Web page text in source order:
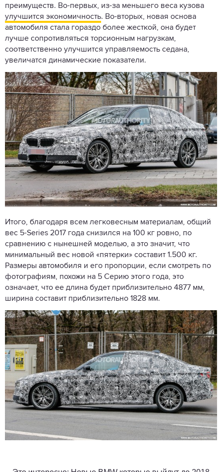
преимуществ. Во-первых, из-за меньшего веса кузова
улучшится экономичность. Во-вторых, новая основа
автомобиля стала гораздо более жесткой, она будет
лучше сопротивляться торсионным нагрузкам,
соответственно улучшится управляемость седана,
увеличатся динамические показатели.
Итого, благодаря всем легковесным материалам, общий
вес 5-Series 2017 года снизился на 100 кг ровно, по
сравнению с нынешней моделью, а это значит, что
минимальный вес новой «пятерки» составит 1.500 кг.
Размеры автомобиля и его пропорции, если смотреть по
фотографиям, похожи на 5 Серию этого года, это
означает, что ее длина будет приблизительно 4877 мм,
ширина составит приблизительно 1828 мм.